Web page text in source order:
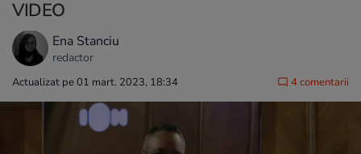
VIDEO
Ena Stanciu
redactor
Actualizat pe 01 mart. 2023, 18:34 4 comentarii